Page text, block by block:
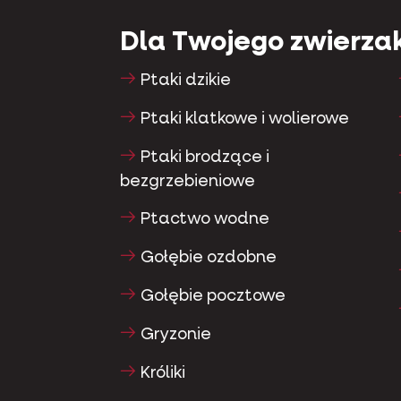
Dla Twojego
Ptaki dzikie
Ptaki klatkowe i wolierowe
Ptaki brodzące i
bezgrzebieniowe
Ptactwo wodne
Gołębie ozdobne
Gołębie pocztowe
Gryzonie
Króliki